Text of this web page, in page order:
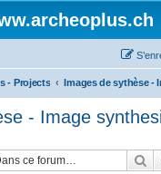
- Projects Images de sythèse -
- Image